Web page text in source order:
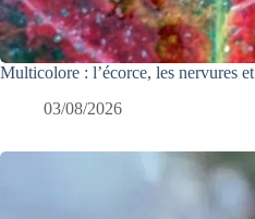
Multicolore : l’écorce, les nervures
03/08/2026